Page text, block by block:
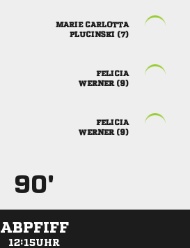
 
 

 

 
90'
ABPFIFF
12:15UHR